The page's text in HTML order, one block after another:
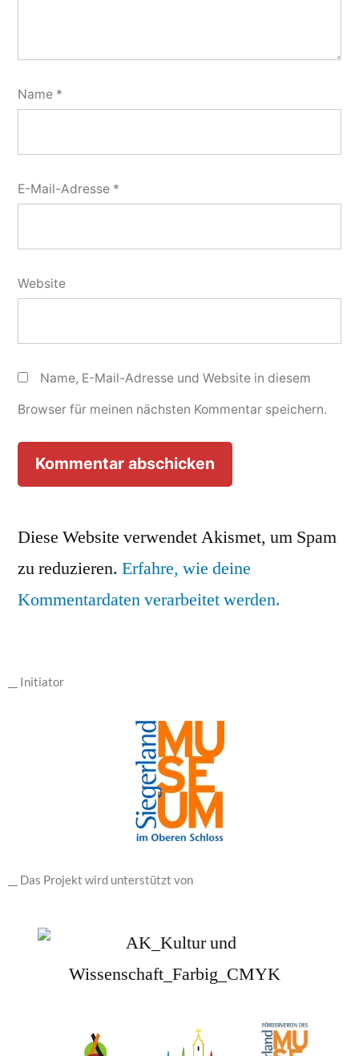
Name *
E-Mail-Adresse *
Website
Name, E-Mail-Adresse und Website in diesem
Browser für meinen nächsten Kommentar speichern.
Diese Website verwendet Akismet, um Spam
zu reduzieren. Erfahre, wie deine
Kommentardaten verarbeitet werden.
__ Initiator
__ Das Projekt wird unterstützt von